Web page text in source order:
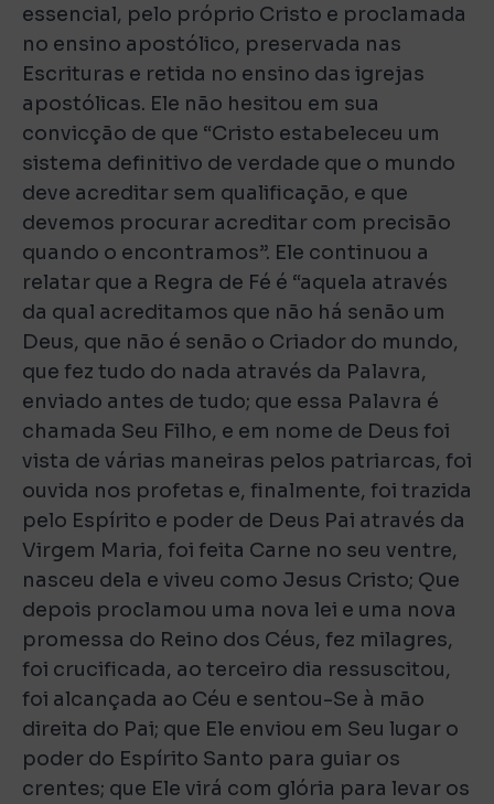
essencial, pelo próprio Cristo e proclamada
no ensino apostólico, preservada nas
Escrituras e retida no ensino das igrejas
apostólicas. Ele não hesitou em sua
convicção de que “Cristo estabeleceu um
sistema definitivo de verdade que o mundo
deve acreditar sem qualificação, e que
devemos procurar acreditar com precisão
quando o encontramos”. Ele continuou a
relatar que a Regra de Fé é “aquela através
da qual acreditamos que não há senão um
Deus, que não é senão o Criador do mundo,
que fez tudo do nada através da Palavra,
enviado antes de tudo; que essa Palavra é
chamada Seu Filho, e em nome de Deus foi
vista de várias maneiras pelos patriarcas, foi
ouvida nos profetas e, finalmente, foi trazida
pelo Espírito e poder de Deus Pai através da
Virgem Maria, foi feita Carne no seu ventre,
nasceu dela e viveu como Jesus Cristo; Que
depois proclamou uma nova lei e uma nova
promessa do Reino dos Céus, fez milagres,
foi crucificada, ao terceiro dia ressuscitou,
foi alcançada ao Céu e sentou-Se à mão
direita do Pai; que Ele enviou em Seu lugar o
poder do Espírito Santo para guiar os
crentes; que Ele virá com glória para levar os